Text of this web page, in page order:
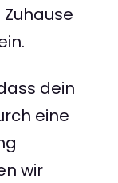
dein
eine
wir